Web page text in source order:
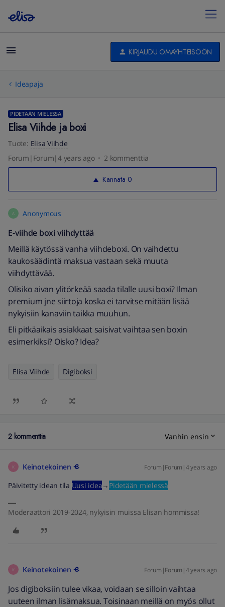
KIRJAUDU OMAYHTEISÖÖN
Ideapaja
PIDETÄÄN MIELESSÄ
Elisa Viihde ja boxi
Tuote: Elisa Viihde
Forum|Forum|4 years ago
2 kommenttia
Kannata 0
A Anonymous
E-viihde boxi viihdyttää
Meillä käytössä vanha viihdeboxi. On vaihdettu
kaukosäädintä maksua vastaan sekä muuta
viihdyttävää.
Olisiko aivan ylitörkeää saada tilalle uusi boxi? Ilman
premium jne siirtoja koska ei tarvitse mitään lisää
nykyisiin kanaviin taikka muuhun.
Eli pitkäaikais asiakkaat saisivat vaihtaa sen boxin
esimerkiksi? Oisko? Idea?
Elisa Viihde Digiboksi
2 kommenttia Vanhin ensin
K Keinotekoinen Forum|Forum|4 years ago
Päivitetty idean tila Uusi idea→ Pidetään mielessä
Moderaattori 2019-2024, nykyisin muissa Elisan hommissa!
K Keinotekoinen Forum|Forum|4 years ago
Jos digiboksiin tulee vikaa, voidaan se silloin vaihtaa
uuteen ilman lisämaksua. Toisinaan meillä on myös ollut